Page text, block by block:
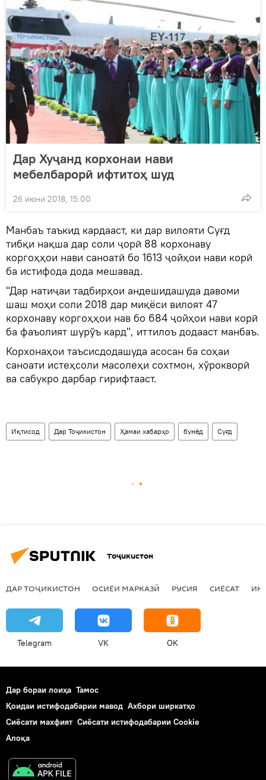
Дар Хуҷанд корхонаи нави
мебелбарорӣ ифтитоҳ шуд
26 июни 2018, 15:00
Манбаъ таъкид кардааст, ки дар вилояти Суғд
тибқи нақша дар соли ҷорӣ 88 корхонаву
коргоҳҳои нави саноатӣ бо 1613 ҷойҳои нави корӣ
ба истифода дода мешавад.
"Дар натиҷаи тадбирҳои андешидашуда давоми
шаш моҳи соли 2018 дар миқёси вилоят 47
корхонаву коргоҳҳои нав бо 684 ҷойҳои нави корӣ
ба фаъолият шурўъ кард", иттилоъ додааст манбаъ.
Корхонаҳои таъсисдодашуда асосан ба соҳаи
саноати истеҳсоли масолеҳи сохтмон, хўрокворӣ
ва сабукро дарбар гирифтааст.
Иқтисод Дар Тоҷикистон Ҳамаи хабарҳо бунёд Суғд
Тоҷикистон
ДАР ТОҶИКИСТОН ОСИЁИ МАРКАЗӢ РУСИЯ СИЁСАТ
Telegram VK OK
Дар бораи лоиҳа Тамос
Қоидаи истифодабарии мавод Ахбори ширкатҳо
Сиёсати махфият Сиёсати истифодабарии Cookie
Алоқа